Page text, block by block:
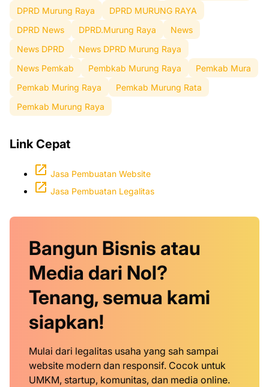
DPRD Murung Raya
DPRD MURUNG RAYA
DPRD News
DPRD.Murung Raya
News
News DPRD
News DPRD Murung Raya
News Pemkab
Pembkab Murung Raya
Pemkab Mura
Pemkab Muring Raya
Pemkab Murung Rata
Pemkab Murung Raya
Link Cepat
Jasa Pembuatan Website
Jasa Pembuatan Legalitas
Bangun Bisnis atau
Media dari Nol?
Tenang, semua kami
siapkan!
Mulai dari legalitas usaha yang sah sampai
website modern dan responsif. Cocok untuk
UMKM, startup, komunitas, dan media online.